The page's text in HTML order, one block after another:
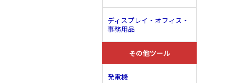
ディスプレイ・オフィス・
事務用品
その他ツール
発電機